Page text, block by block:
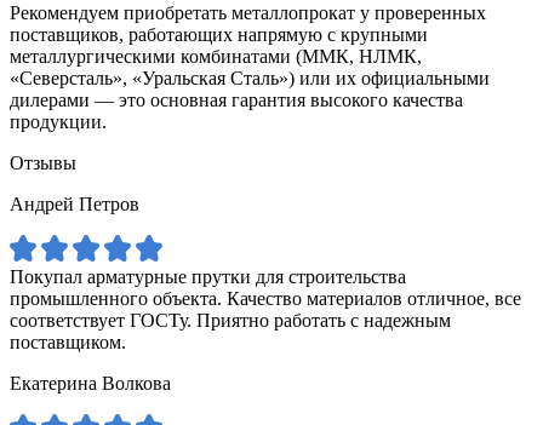
Рекомендуем приобретать металлопрокат у проверенных
поставщиков, работающих напрямую с крупными
металлургическими комбинатами (ММК, НЛМК,
«Северсталь», «Уральская Сталь») или их официальными
дилерами — это основная гарантия высокого качества
продукции.
Отзывы
Андрей Петров
Покупал арматурные прутки для строительства
промышленного объекта. Качество материалов отличное, все
соответствует ГОСТу. Приятно работать с надежным
поставщиком.
Екатерина Волкова